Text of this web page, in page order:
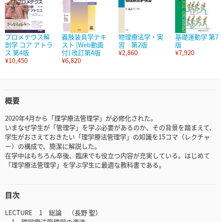
プロメテウス解
剖学 コア アトラ
ス 第4版
¥10,450
義肢装具学テキ
スト [Web動画
付] 改訂第4版
¥6,820
物理療法学・実
習 第2版
¥2,860
基礎運動学 第7
版
¥7,920
概要
2020年4月から「理学療法管理学」が必修化された。
いまなぜ学生が「管理学」を学ぶ必要があるのか、その背景を踏まえて、
学生がおさえておきたい「理学療法管理学」の知識を15コマ（レクチャ
ー）の構成で、簡潔に解説した。
在学中はもちろん卒後、臨床でも役立つ内容が充実している。はじめて
「理学療法管理学」を学ぶ学生に最適な教科書である。
目次
LECTURE 1 総論 （長野 聖）